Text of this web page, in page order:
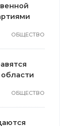
ОБЩЕСТВО
ОБЩЕСТВО